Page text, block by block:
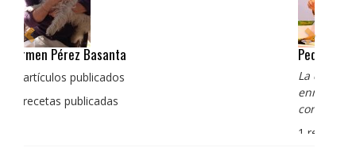
Pedro Manuel Collado Cruz
La cocina para mi es producto bien tratado sin
enmascarar sus sabores, cocina de verdad de antaño
con un toque diferente